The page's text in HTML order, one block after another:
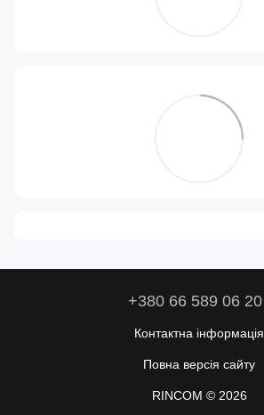
+380 66 589 06 20
Контактна інформація
Повна версія сайту
RINCOM © 2026